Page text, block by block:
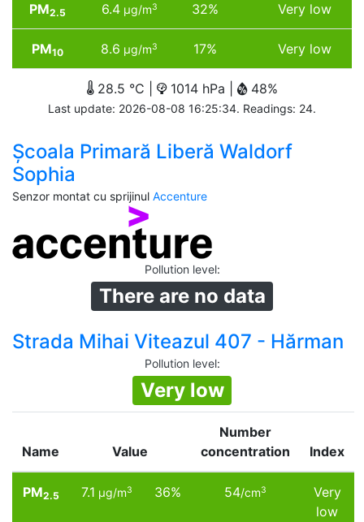
PM2.5 6.4µg/m3 32% Very low
PM10 8.6 µg/m3 17% Very low
28.5 °C | 1014 hPa | 48%
Last update: 2026-08-08 16:25:34. Readings: 24.
Școala Primară Liberă Waldorf
Sophia
Senzor montat cu sprijinul Accenture
Pollution level:
There are no data
Strada Mihai Viteazul 407 - Hărman
Pollution level:
Very low
Name Value
Number
concentration
Index
PM2.5 7.1 µg/m3 36% 54/cm3
Very
low